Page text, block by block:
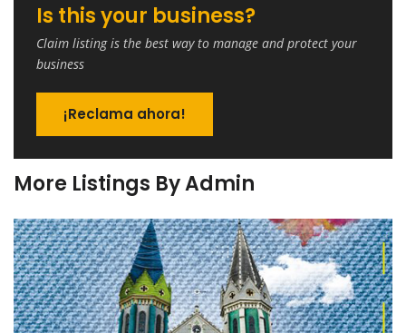
Is this your business?
Claim listing is the best way to manage and protect your
business
¡Reclama ahora!
More Listings By Admin